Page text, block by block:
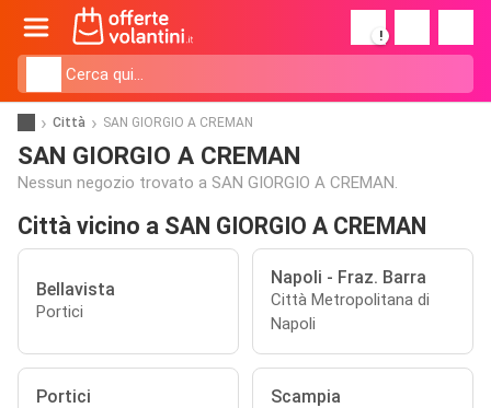
!
Città SAN GIORGIO A CREMAN
SAN GIORGIO A CREMAN
Nessun negozio trovato a SAN GIORGIO A CREMAN.
Città vicino a SAN GIORGIO A CREMAN
Bellavista
Portici
Napoli - Fraz. Barra
Città Metropolitana di
Napoli
Portici Scampia